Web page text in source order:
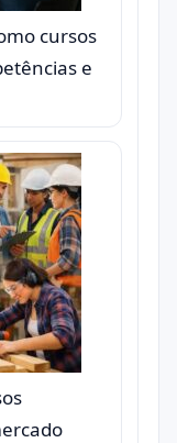
cursos
e